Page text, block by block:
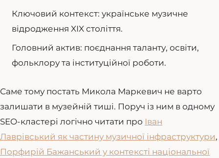
Ключовий контекст: українське музичне
відродження XIX століття.
Головний актив: поєднання таланту, освіти,
фольклору та інституційної роботи.
Саме тому постать Микола Маркевич не варто
залишати в музейній тиші. Поруч із ним в одному
SEO-кластері логічно читати про Іван
Лаврівський як частину музичної інфраструктури,
Порфирій Бажанський у контексті національної